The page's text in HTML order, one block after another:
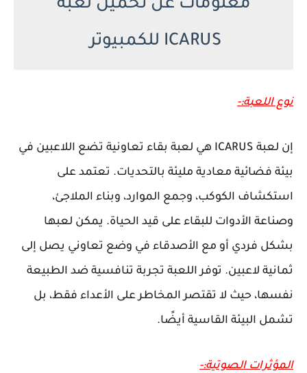
معلومات عن تحميل لعبة
ICARUS للكمبيوتر
نوع اللعبة:-
إن لعبة ICARUS هي لعبة بقاء تعاونية تضع اللاعبين في
بيئة فضائية معادية مليئة بالتحديات. تعتمد على
استكشاف الكوكب، وجمع الموارد، وبناء الملاجئ،
وصناعة الأدوات للبقاء على قيد الحياة. يمكن لعبها
بشكل فردي أو مع الأصدقاء في وضع تعاوني يصل إلى
ثمانية لاعبين. توفر اللعبة تجربة تنافسية ضد الطبيعة
نفسها، حيث لا تقتصر المخاطر على الأعداء فقط، بل
تشمل البيئة القاسية أيضًا.
المؤثرات الصوتية:-